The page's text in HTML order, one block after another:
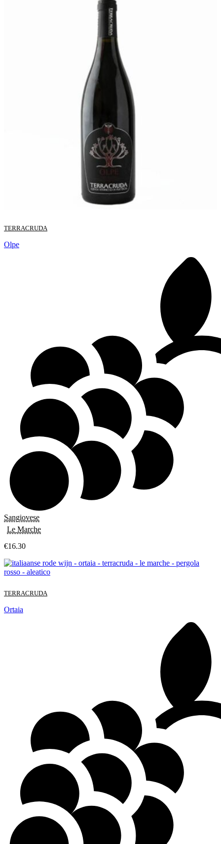
TERRACRUDA
Olpe
Sangiovese
Le Marche
€16.30
TERRACRUDA
Ortaia